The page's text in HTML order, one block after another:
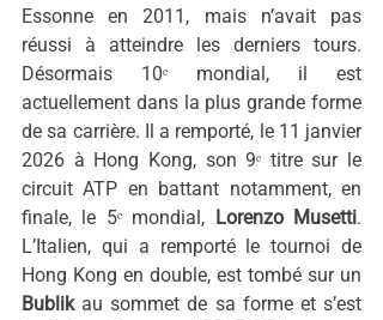
Essonne en 2011, mais n’avait pas
réussi à atteindre les derniers tours.
Désormais 10ᵉ mondial, il est
actuellement dans la plus grande forme
de sa carrière. Il a remporté, le 11 janvier
2026 à Hong Kong, son 9ᵉ titre sur le
circuit ATP en battant notamment, en
finale, le 5ᵉ mondial, Lorenzo Musetti.
L’Italien, qui a remporté le tournoi de
Bublik au sommet de sa forme et s’est